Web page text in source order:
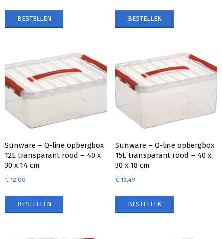
BESTELLEN BESTELLEN
Sunware – Q-line opbergbox
12L transparant rood – 40 x
30 x 14 cm
€ 12,00
BESTELLEN
Sunware – Q-line opbergbox
15L transparant rood – 40 x
30 x 18 cm
€13,49
BESTELLEN